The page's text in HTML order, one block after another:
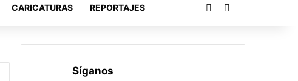
CARICATURAS REPORTAJES Publicación al azar
Síganos